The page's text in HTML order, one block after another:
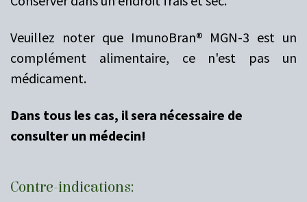
Veuillez noter que ImunoBran® MGN-3 est un
complément alimentaire, ce n'est pas un
médicament.
Dans tous les cas, il sera nécessaire de
consulter un médecin!
Contre-indications: